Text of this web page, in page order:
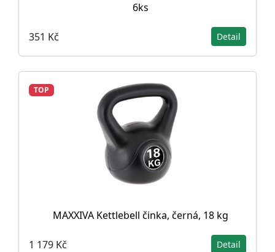
6ks
351 Kč Detail
TOP
MAXXIVA Kettlebell činka, černá, 18 kg
1 179 Kč Detail